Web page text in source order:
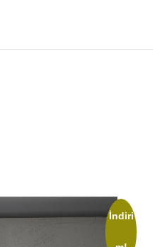
İndiri